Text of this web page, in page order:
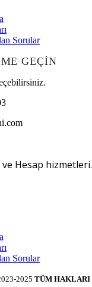
Sorular
GEÇİN
ve Hesap hizmetleri.
Sorular
2025 TÜM HAKLARI